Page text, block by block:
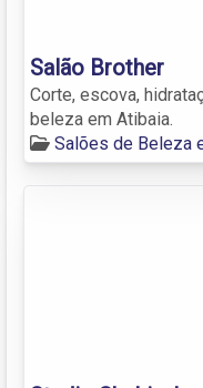
Salão Brother
Corte, escova,
beleza em Atibaia.
Salões de Beleza